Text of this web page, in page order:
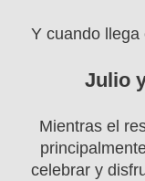
Y cuando llega
Julio
Mientras el
celebrar y